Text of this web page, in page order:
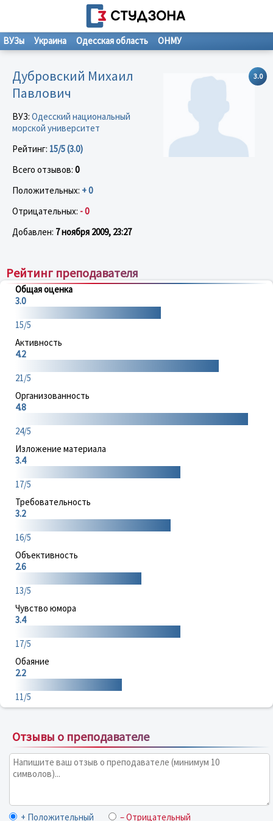
ВУЗы Украина Одесская область ОНМУ
3.0
Дубровский Михаил
Павлович
ВУЗ: Одесский национальный
морской университет
Рейтинг: 15/5 (3.0)
Всего отзывов: 0
Положительных: + 0
Отрицательных: - 0
Добавлен: 7 ноября 2009, 23:27
Рейтинг преподавателя
Общая оценка
3.0
15/5
Активность
4.2
21/5
Организованность
4.8
24/5
Изложение материала
3.4
17/5
Требовательность
3.2
16/5
Объективность
2.6
13/5
Чувство юмора
3.4
17/5
Обаяние
2.2
11/5
Отзывы о преподавателе
+ Положительный – Отрицательный